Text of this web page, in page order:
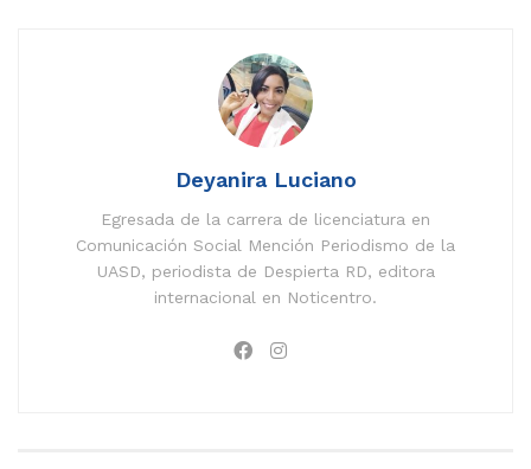
Deyanira Luciano
Egresada de la carrera de licenciatura en
Comunicación Social Mención Periodismo de la
UASD, periodista de Despierta RD, editora
internacional en Noticentro.